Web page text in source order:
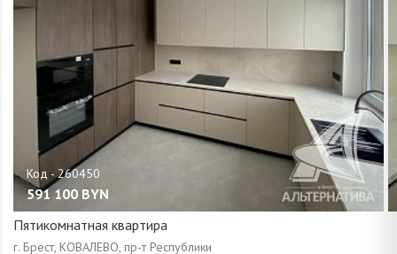
591 100 BYN
Пятикомнатная квартира